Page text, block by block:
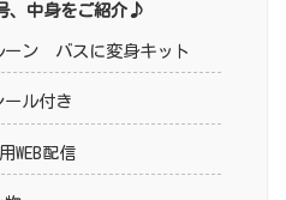
、中身をご紹介♪
ーン バスに変身キット
ル付き
WEB配信